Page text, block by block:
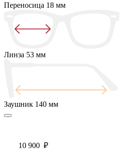
Переносица 18 мм
Линза 53 мм
Заушник 140 мм
10 900 ₽